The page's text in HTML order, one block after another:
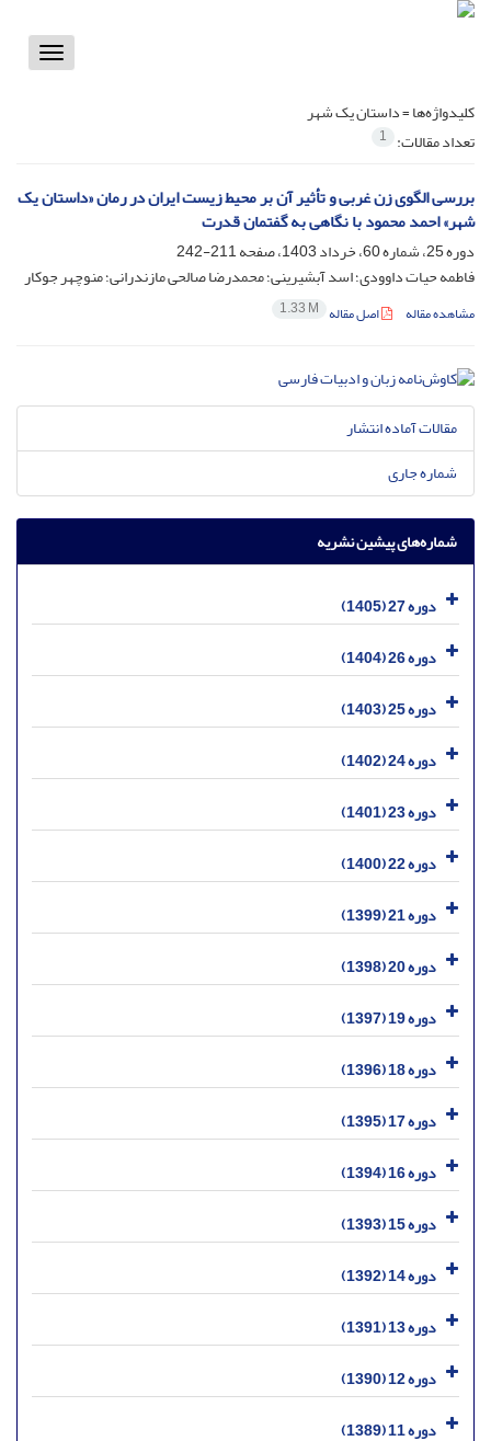
Toggle
کلیدواژه‌ها =داستان یک شهر
تعداد مقالات: 1
بررسی الگوی زن غربی و تأثیر آن بر محیط زیست ایران در رمان «داستان یک
شهر» احمد محمود با نگاهی به گفتمان قدرت
دوره 25، شماره 60، خرداد 1403، صفحه
211-242
فاطمه حیات داوودی؛ اسد آبشیرینی؛ محمدرضا صالحی مازندرانی؛ منوچهر جوکار
مشاهده مقاله اصل مقاله 1.33 M
مقالات آماده انتشار
شماره جاری
شماره‌های پیشین نشریه
دوره 27 (1405)
دوره 26 (1404)
دوره 25 (1403)
دوره 24 (1402)
دوره 23 (1401)
دوره 22 (1400)
دوره 21 (1399)
دوره 20 (1398)
دوره 19 (1397)
دوره 18 (1396)
دوره 17 (1395)
دوره 16 (1394)
دوره 15 (1393)
دوره 14 (1392)
دوره 13 (1391)
دوره 12 (1390)
دوره 11 (1389)